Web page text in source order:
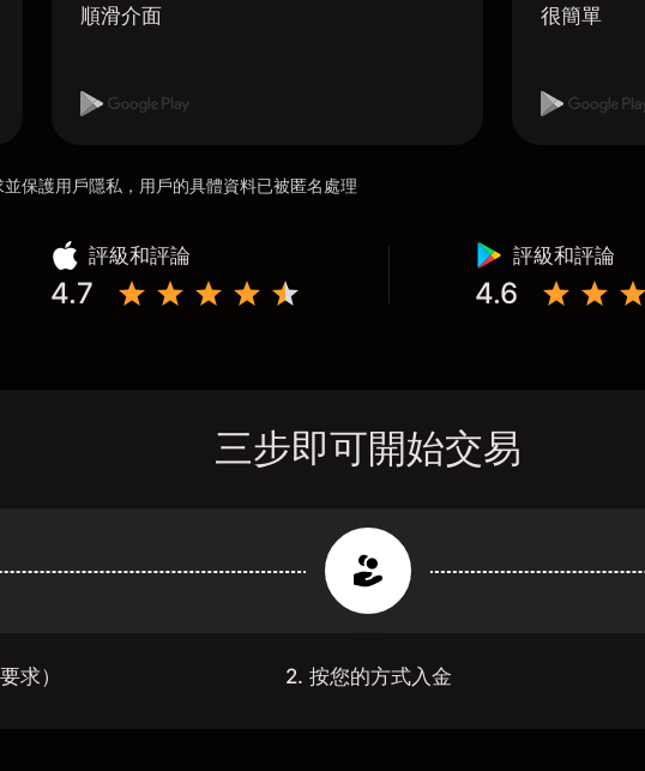
順滑介面 很簡單
保護用戶隱私，用戶的具體資料已被匿名處理
評級和評論
4.7
評級和評論
4.6
三步即可開始交易
求） 2. 按您的方式入金